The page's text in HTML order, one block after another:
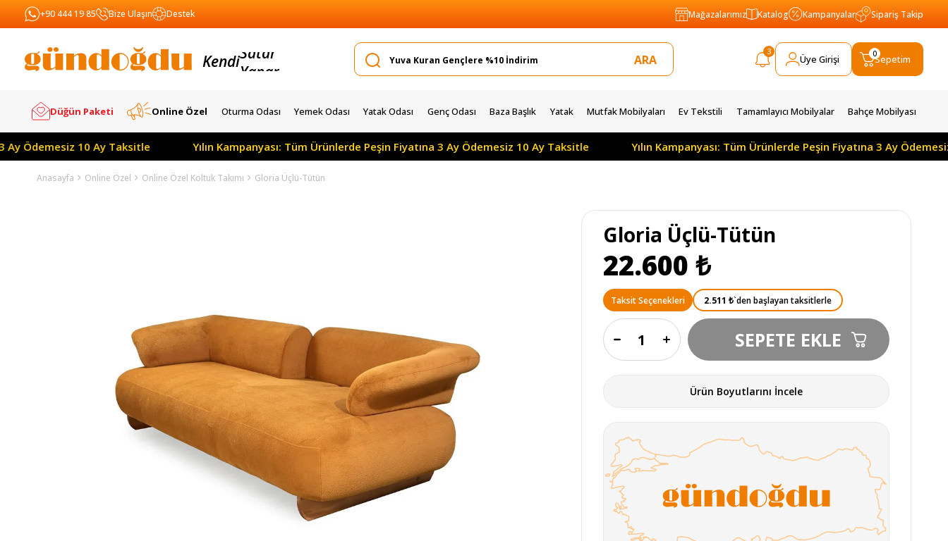
+90 444 19 85 Bize Ulaşın Destek Mağazalarımız Katalog Kampanyalar Sipariş Takip
KendiYapar
3
Üye Girişi Sepetim
0
Düğün Paketi Online Özel Oturma Odası Yemek Odası Yatak Odası Genç Odası Baza Başlık Yatak Mutfak Mobilyaları Ev Tekstili Tamamlayıcı Mobilyalar Bahçe Mobilyası
10 Ay Taksitle Yılın Kampanyası: Tüm Ürünlerde Peşin Fiyatına 3 Ay Ödemesiz 10 Ay Taksitle Yılın Kampanyası: Tüm Ürünlerde Peşin Fiyatına 3 Ay Ödemesiz 10
Anasayfa Online Özel Online Özel Koltuk Takımı Gloria Üçlü-Tütün
Gloria Üçlü-Tütün
22.600 ₺
Taksit Seçenekleri 2.511 ₺`den başlayan taksitlerle
Ürün Boyutlarını İncele